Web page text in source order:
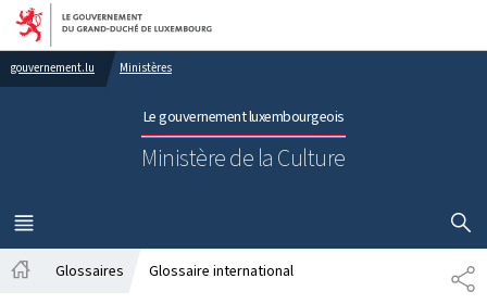
Aller au menu principal
Aller au contenu
gouvernement.lu Ministères
Le gouvernement luxembourgeois
Ministère de la Culture
MENU
PRINCIPAL
Glossaires Glossaire international